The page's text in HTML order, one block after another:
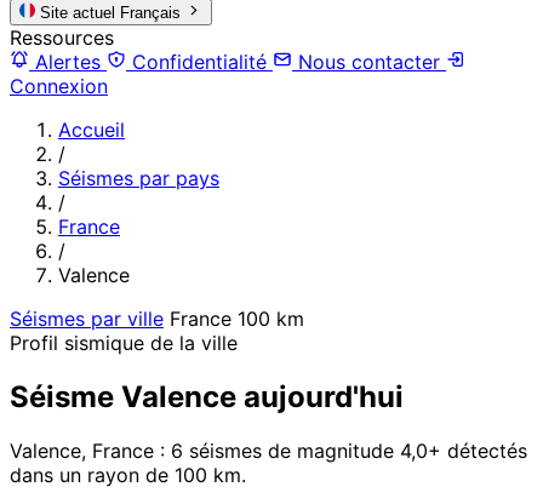
Site actuel Français
Ressources
Alertes
Confidentialité
Nous contacter
Connexion
Accueil
/
Séismes par pays
/
France
/
Valence
Séismes par ville France 100 km
Profil sismique de la ville
Séisme Valence aujourd'hui
Valence, France : 6 séismes de magnitude 4,0+ détectés
dans un rayon de 100 km.